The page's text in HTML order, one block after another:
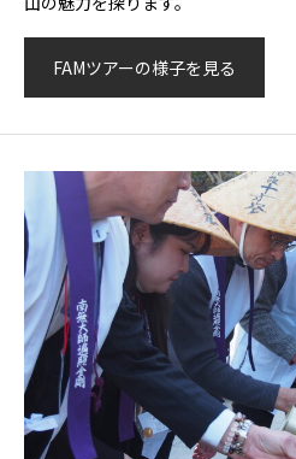
FAMツアーの様子を見る